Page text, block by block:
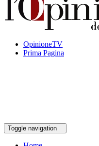
OpinioneTV
Prima Pagina
Toggle navigation